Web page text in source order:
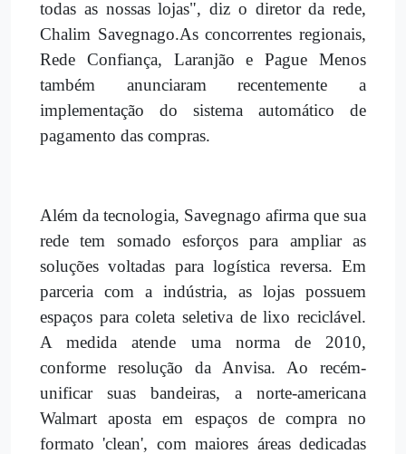
todas as nossas lojas", diz o diretor da rede,
Chalim Savegnago.As concorrentes regionais,
Rede Confiança, Laranjão e Pague Menos
também anunciaram recentemente a
implementação do sistema automático de
pagamento das compras.
Além da tecnologia, Savegnago afirma que sua
rede tem somado esforços para ampliar as
soluções voltadas para logística reversa. Em
parceria com a indústria, as lojas possuem
espaços para coleta seletiva de lixo reciclável.
A medida atende uma norma de 2010,
conforme resolução da Anvisa. Ao recém-
unificar suas bandeiras, a norte-americana
Walmart aposta em espaços de compra no
formato 'clean', com maiores áreas dedicadas